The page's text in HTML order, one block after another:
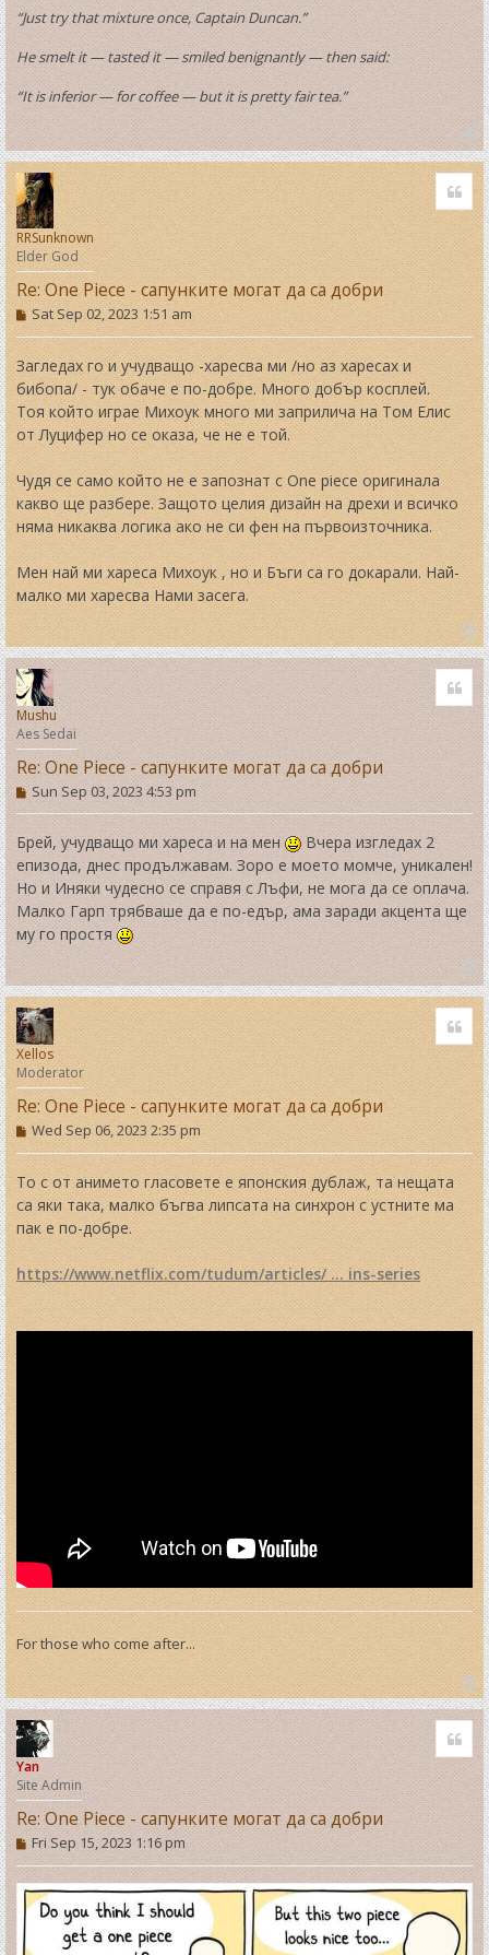
“Just try that mixture once, Captain Duncan.”
He smelt it — tasted it — smiled benignantly — then said:
“It is inferior — for coffee — but it is pretty fair tea.”
T
o
p
RRSunknown
Elder God
Re: One Piece - сапунките могат да са добри
P
o
s
t
Sat Sep 02, 2023 1:51 am
Загледах го и учудващо -харесва ми /но аз харесах и
бибопа/ - тук обаче е по-добре. Много добър косплей.
Тоя който играе Михоук много ми заприлича на Том Елис
от Луцифер но се оказа, че не е той.
Чудя се само който не е запознат с One piece оригинала
какво ще разбере. Защото целия дизайн на дрехи и всичко
няма никаква логика ако не си фен на първоизточника.
Мен най ми хареса Михоук , но и Бъги са го докарали. Най-
малко ми харесва Нами засега.
T
o
p
Mushu
Aes Sedai
Re: One Piece - сапунките могат да са добри
P
o
s
t
Sun Sep 03, 2023 4:53 pm
Брей, учудващо ми хареса и на мен
Вчера изгледах 2
епизода, днес продължавам. Зоро е моето момче, уникален!
Но и Иняки чудесно се справя с Лъфи, не мога да се оплача.
Малко Гарп трябваше да е по-едър, ама заради акцента ще
му го простя
T
o
p
Xellos
Moderator
Re: One Piece - сапунките могат да са добри
P
o
s
t
Wed Sep 06, 2023 2:35 pm
То с от анимето гласовете е японския дублаж, та нещата
са яки така, малко бъгва липсата на синхрон с устните ма
пак е по-добре.
https://www.netflix.com/tudum/articles/ ... ins-series
For those who come after...
T
o
p
Yan
Site Admin
Re: One Piece - сапунките могат да са добри
P
o
s
t
Fri Sep 15, 2023 1:16 pm